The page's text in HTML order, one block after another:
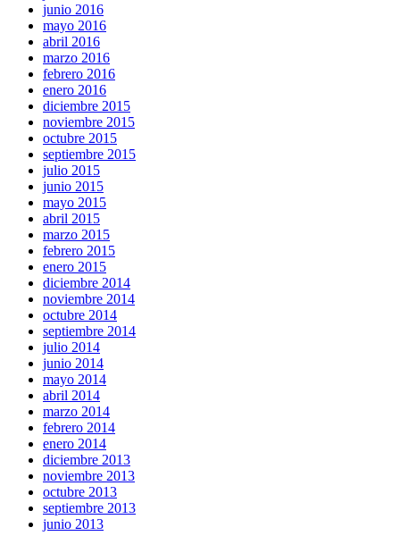
junio 2016
mayo 2016
abril 2016
marzo 2016
febrero 2016
enero 2016
diciembre 2015
noviembre 2015
octubre 2015
septiembre 2015
julio 2015
junio 2015
mayo 2015
abril 2015
marzo 2015
febrero 2015
enero 2015
diciembre 2014
noviembre 2014
octubre 2014
septiembre 2014
julio 2014
junio 2014
mayo 2014
abril 2014
marzo 2014
febrero 2014
enero 2014
diciembre 2013
noviembre 2013
octubre 2013
septiembre 2013
junio 2013